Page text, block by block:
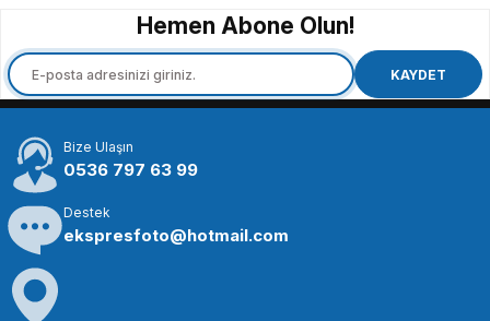
OEM Marka 95mm Lens Kapağı
288,86 TL
SEPETE EKLE
OEM
OEM Marka 72mm Lens Kapağı
OEM
OEM Marka 67mm Lens Kapağı
Hemen Abone Olun!
KAYDET
Bize Ulaşın
0536 797 63 99
Destek
ekspresfoto@hotmail.com